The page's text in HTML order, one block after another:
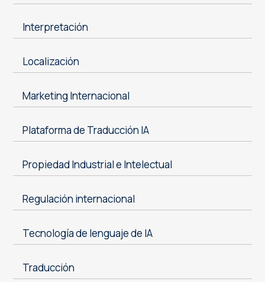
Interpretación
Localización
Marketing Internacional
Plataforma de Traducción IA
Propiedad Industrial e Intelectual
Regulación internacional
Tecnología de lenguaje de IA
Traducción